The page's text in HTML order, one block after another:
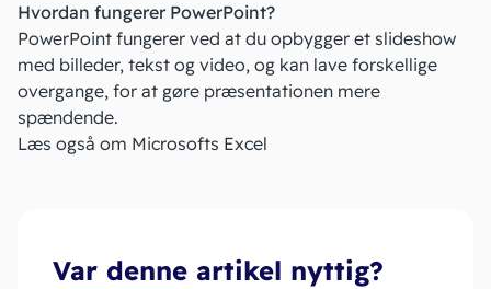
Hvordan fungerer PowerPoint?
PowerPoint fungerer ved at du opbygger et slideshow
med billeder, tekst og video, og kan lave forskellige
overgange, for at gøre præsentationen mere
spændende.
Læs også om Microsofts Excel
Var denne artikel nyttig?